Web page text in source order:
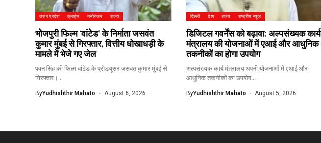
उत्तर प्रदेश क्राईम मनोरंजन राज्य
भोजपुरी फिल्म ‘वांटेड’ के निर्माता जसवंत
कुमार मुंबई से गिरफ्तार, वित्तीय धोखाधड़ी के
मामले में भेजे गए जेल
पवन सिंह की फिल्म वांटेड के प्रोड्यूसर जसवंत कुमार मुंबई से
गिरफ्तार।...
ByYudhishthir Mahato August 6, 2026
दिल्ली देश राज्य राष्ट्रीय न्यूज
डिजिटल गवर्नेंस को बढ़ावा: अल्पसंख्यक कार्य
मंत्रालय की योजनाओं में एआई और आधुनिक
तकनीकों का होगा उपयोग
अल्पसंख्यक कार्य मंत्रालय अपनी योजनाओं में एआई और
आधुनिक तकनीकों का उपयोग...
ByYudhishthir Mahato August 5, 2026